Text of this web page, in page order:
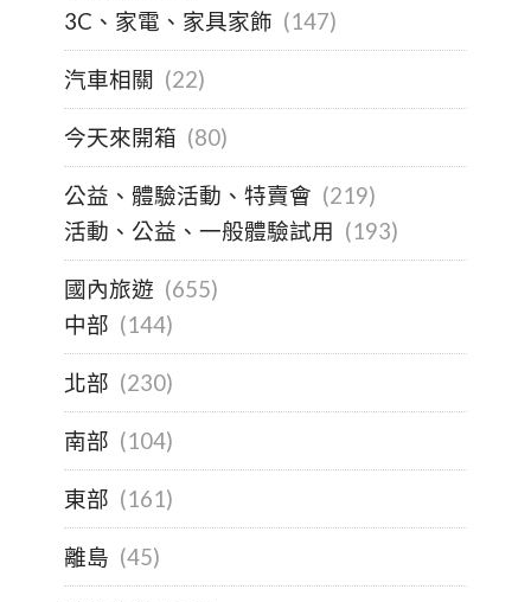
3C、家電、家具家飾 (147)
汽車相關 (22)
今天來開箱 (80)
公益、體驗活動、特賣會 (219)
活動、公益、一般體驗試用 (193)
國內旅遊 (655)
中部 (144)
北部 (230)
南部 (104)
東部 (161)
離島 (45)